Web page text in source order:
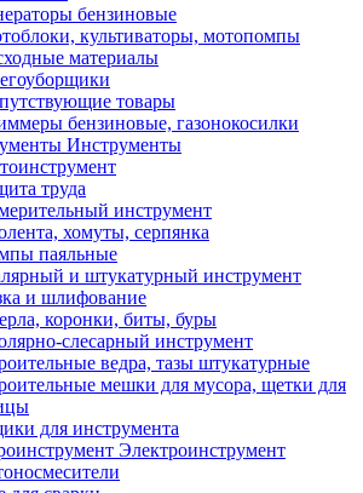
бензиновые
культиваторы, мотопомпы
материалы
товары
бензиновые, газонокосилки
Инструменты
труда
инструмент
хомуты, серпянка
паяльные
и штукатурный инструмент
и шлифование
коронки, биты, буры
слесарный инструмент
ведра, тазы штукатурные
мешки для мусора, щетки для
для инструмента
Электроинструмент